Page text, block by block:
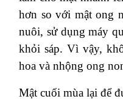
hơn so với mật ong
nuôi, sử dụng máy
khỏi sáp. Vì vậy,
hoa và nhộng ong
Mật cuối mùa lại để